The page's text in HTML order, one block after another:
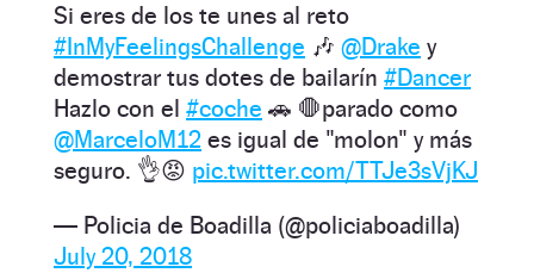
Si eres de los te unes al reto
#InMyFeelingsChallenge 🎶 @Drake y
demostrar tus dotes de bailarín #Dancer
Hazlo con el #coche 🚗 🛑parado como
@MarceloM12 es igual de "molon" y más
seguro. 👌😡 pic.twitter.com/TTJe3sVjKJ
— Policia de Boadilla (@policiaboadilla)
July 20, 2018